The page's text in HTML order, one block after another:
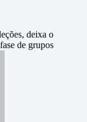
deixa o
de grupos